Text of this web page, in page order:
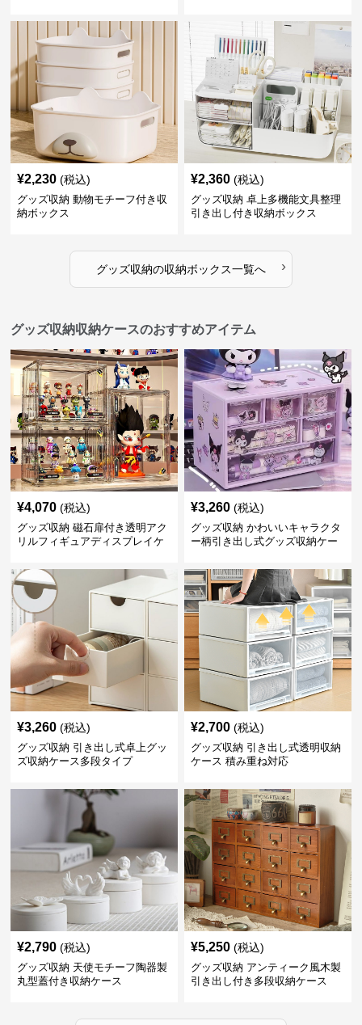
¥2,230 (税込)
グッズ収納 動物モチーフ付き収
納ボックス
¥2,360 (税込)
グッズ収納 卓上多機能文具整理
引き出し付き収納ボックス
グッズ収納の収納ボックス一覧へ ›
グッズ収納収納ケースのおすすめアイテム
¥4,070 (税込)
グッズ収納 磁石扉付き透明アク
リルフィギュアディスプレイケ
¥3,260 (税込)
グッズ収納 かわいいキャラクタ
ー柄引き出し式グッズ収納ケー
¥3,260 (税込)
グッズ収納 引き出し式卓上グッ
ズ収納ケース多段タイプ
¥2,700 (税込)
グッズ収納 引き出し式透明収納
ケース 積み重ね対応
¥2,790 (税込)
グッズ収納 天使モチーフ陶器製
丸型蓋付き収納ケース
¥5,250 (税込)
グッズ収納 アンティーク風木製
引き出し付き多段収納ケース